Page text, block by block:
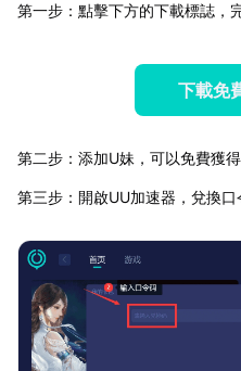
第一步：點擊下方的下載標誌，
下載免
第二步：添加U妹，可以免費獲得
第三步：開啟UU加速器，兌換口